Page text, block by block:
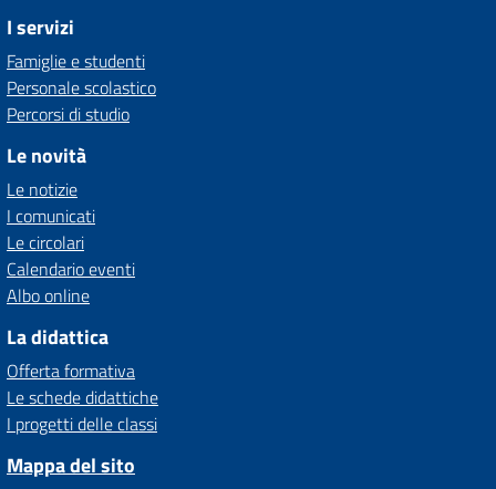
I servizi
Famiglie e studenti
Personale scolastico
Percorsi di studio
Le novità
Le notizie
I comunicati
Le circolari
Calendario eventi
Albo online
La didattica
Offerta formativa
Le schede didattiche
I progetti delle classi
Mappa del sito